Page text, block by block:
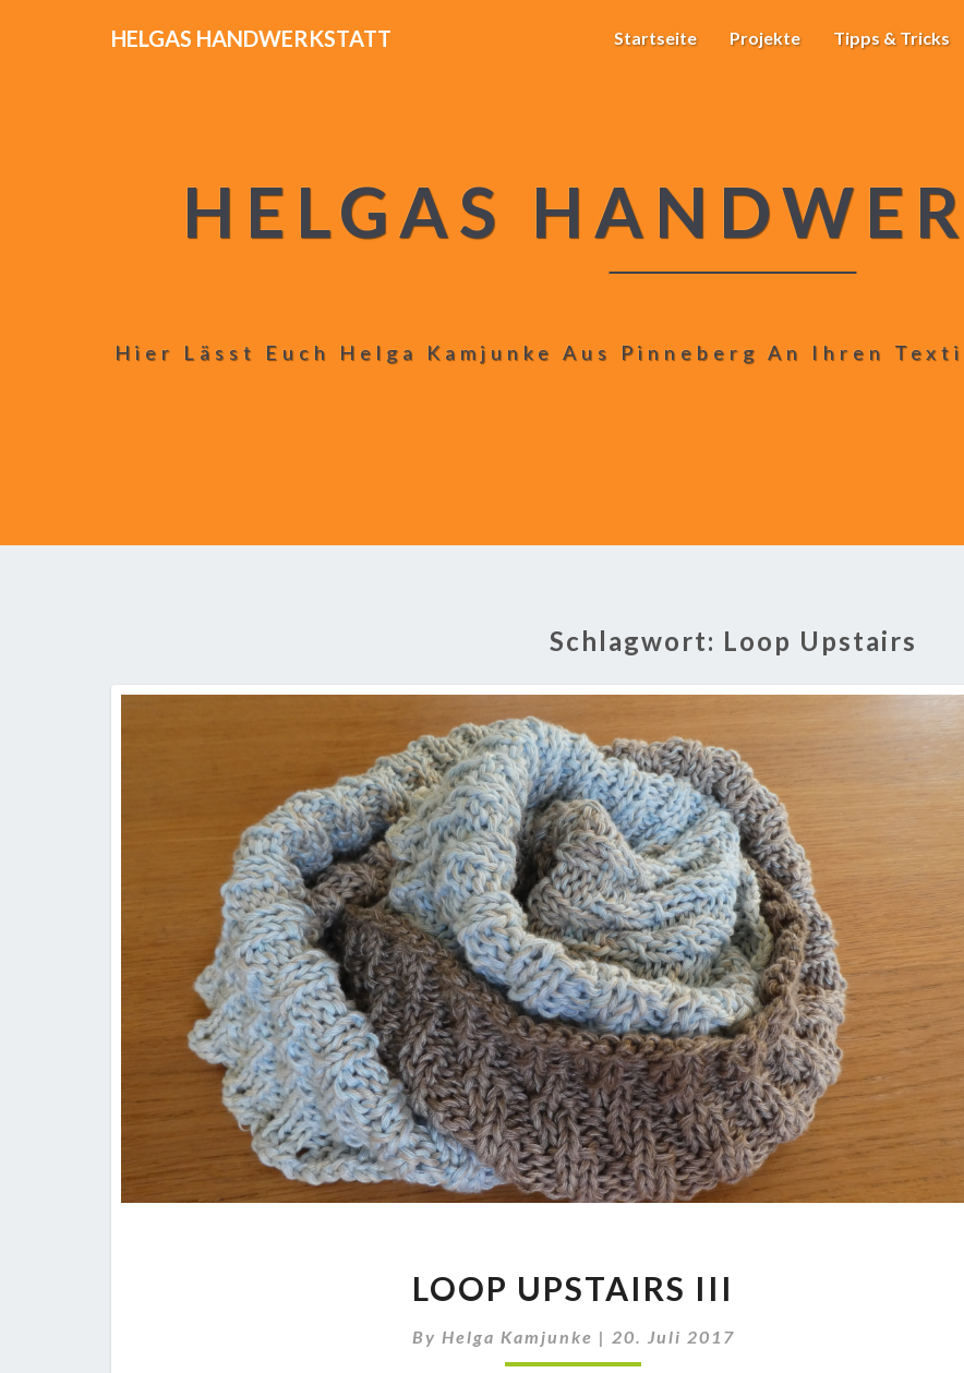
HELGAS HANDWERKSTATT Startseite Projekte Tipps & Tricks
HELGAS
Hier Lässt Euch Helga Kamjunke Aus Pinneberg An Ihren
Schlagwort: Loop Upstairs
UPSTAIRS
LOOP UPSTAIRS III
By Helga Kamjunke | 20. Juli 2017